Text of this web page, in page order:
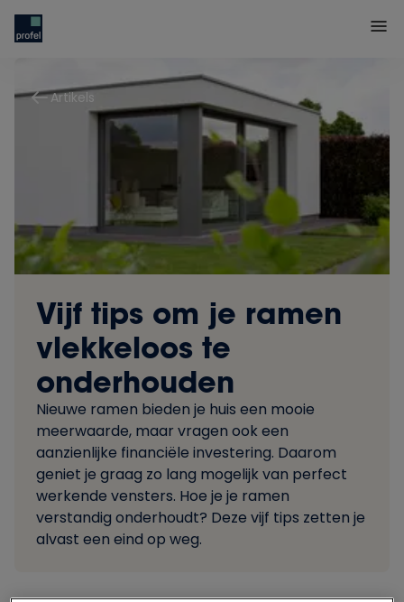
Artikels
Vijf tips om je ramen
vlekkeloos te
onderhouden
Nieuwe ramen bieden je huis een mooie
meerwaarde, maar vragen ook een
aanzienlijke financiële investering. Daarom
geniet je graag zo lang mogelijk van perfect
werkende vensters. Hoe je je ramen
verstandig onderhoudt? Deze vijf tips zetten je
alvast een eind op weg.